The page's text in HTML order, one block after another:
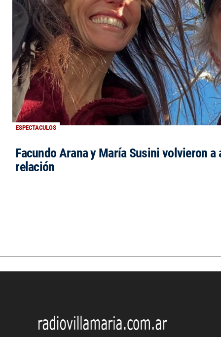
ESPECTACULOS
Facundo Arana y María Susini volvieron a
relación